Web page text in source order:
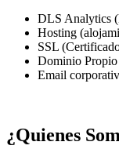
DLS Analytics
Hosting
SSL
Dominio
Email
¿Quienes